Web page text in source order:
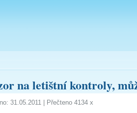
na letištní kontroly,
31.05.2011 | Přečteno 4134 x